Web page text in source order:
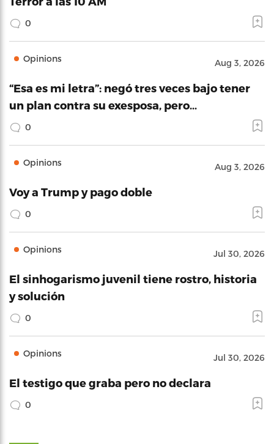
0
Opinions Aug 3, 2026
“Esa es mi letra”: negó tres veces bajo tener
un plan contra su exesposa, pero…
0
Opinions Aug 3, 2026
Voy a Trump y pago doble
0
Opinions Jul 30, 2026
El sinhogarismo juvenil tiene rostro, historia
y solución
0
Opinions Jul 30, 2026
El testigo que graba pero no declara
0